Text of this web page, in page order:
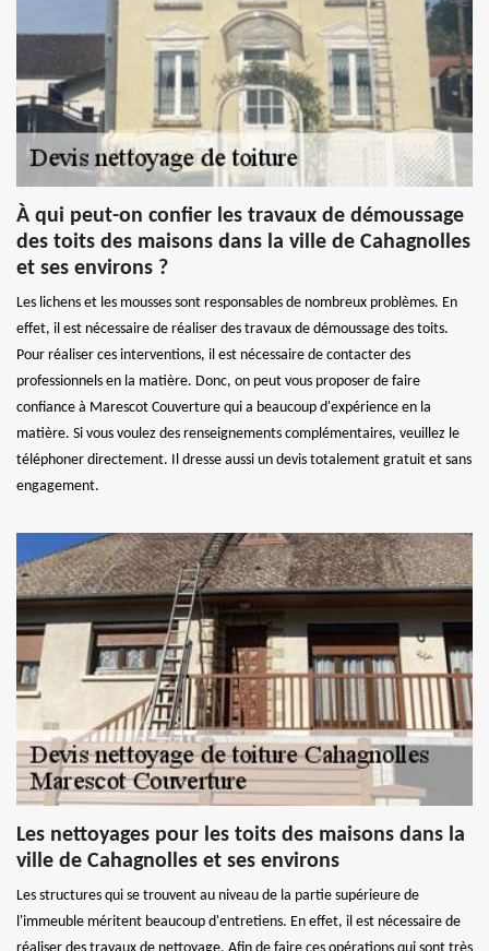
À qui peut-on confier les travaux de démoussage
des toits des maisons dans la ville de Cahagnolles
et ses environs ?
Les lichens et les mousses sont responsables de nombreux problèmes. En
effet, il est nécessaire de réaliser des travaux de démoussage des toits.
Pour réaliser ces interventions, il est nécessaire de contacter des
professionnels en la matière. Donc, on peut vous proposer de faire
confiance à Marescot Couverture qui a beaucoup d'expérience en la
matière. Si vous voulez des renseignements complémentaires, veuillez le
téléphoner directement. Il dresse aussi un devis totalement gratuit et sans
engagement.
Les nettoyages pour les toits des maisons dans la
ville de Cahagnolles et ses environs
Les structures qui se trouvent au niveau de la partie supérieure de
l'immeuble méritent beaucoup d'entretiens. En effet, il est nécessaire de